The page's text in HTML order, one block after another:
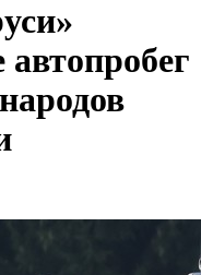
автопробег